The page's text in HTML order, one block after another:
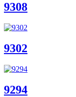
9308
9302
9294